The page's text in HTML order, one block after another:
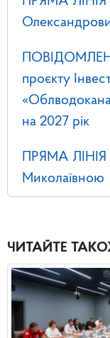
проєкту
на 2027 рік
ПРЯМА ЛІНІЯ
Миколаївною
ЧИТАЙТЕ